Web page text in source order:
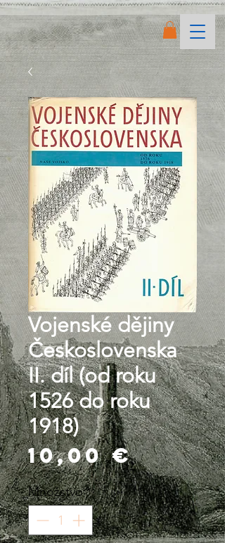
Vojenské dějiny
Československa
II. díl (od roku
1526 do roku
1918)
10,00 €Price
Množstvo*